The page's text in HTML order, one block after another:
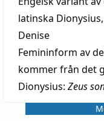
latinska
Denise
Femininform av
kommer från det
Dionysius: Zeus